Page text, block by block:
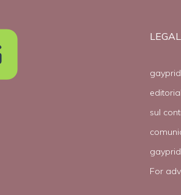
LEGAL
sul
For